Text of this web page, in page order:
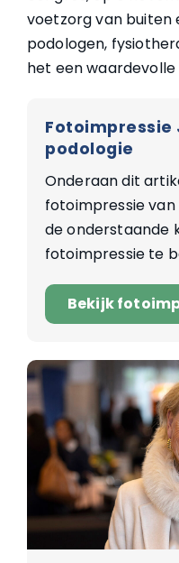
voetzorg van buiten
podologen,
het een waardevolle
Fotoimpressie
podologie
Onderaan dit
fotoimpressie
de onderstaande
fotoimpressie te
Bekijk